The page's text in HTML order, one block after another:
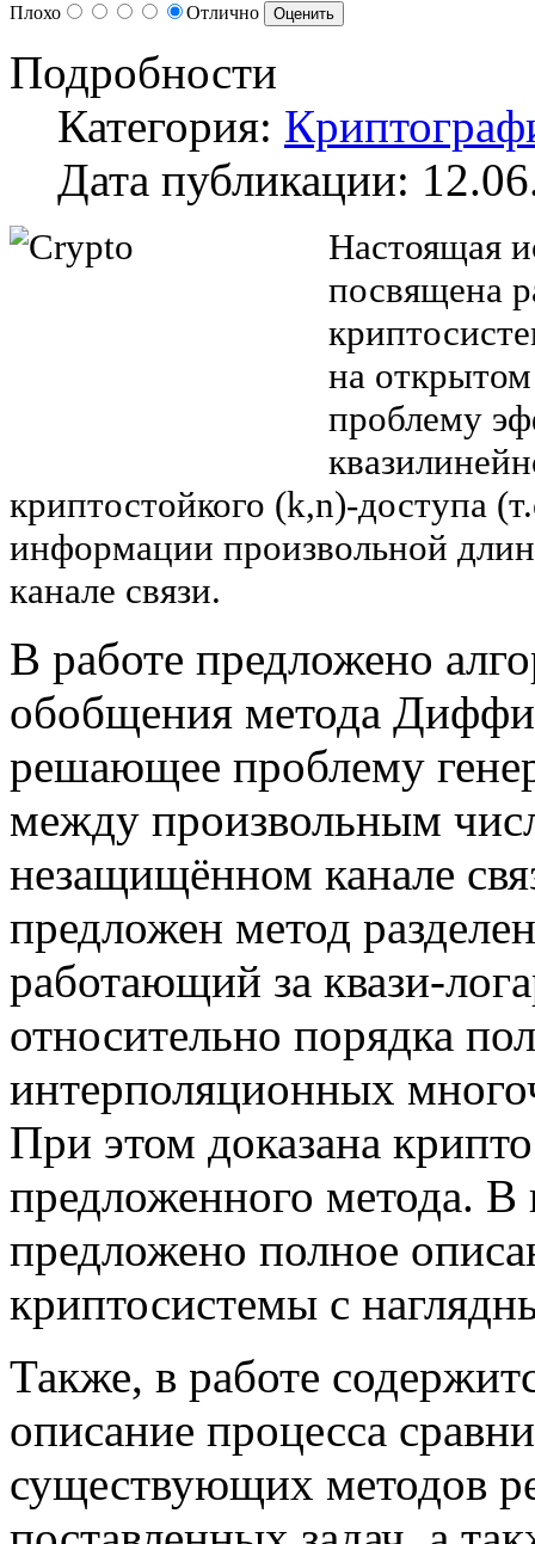
Плохо Отлично
Подробности
Категория:
Дата публикации:
Настоящая
посвящена
на
проблему
криптостойкого (k,n)-доступа
информации произвольной
канале связи.
В работе предложено
обобщения метода
решающее проблему
между произвольным
незащищённом канале
предложен метод
работающий за квази-
относительно порядка
интерполяционных
При этом доказана
предложенного метода. В
предложено полное
криптосистемы с
Также, в работе
описание процесса
существующих методов